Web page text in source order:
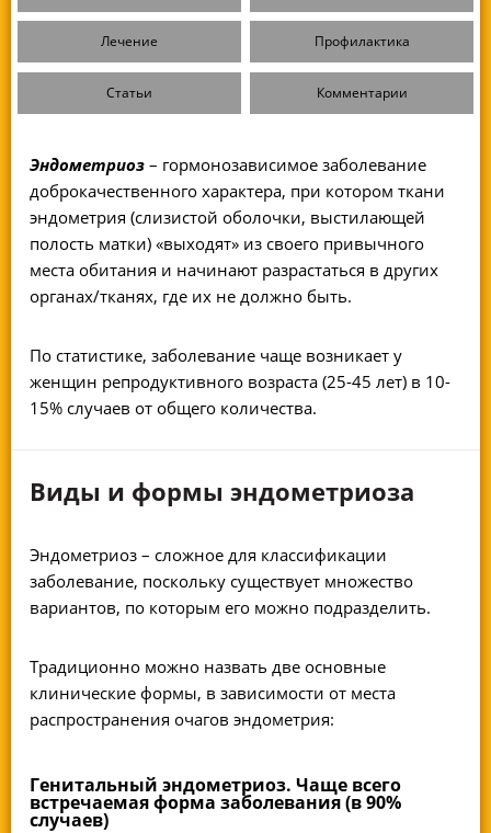
Лечение Профилактика
Статьи Комментарии
Эндометриоз – гормонозависимое заболевание
доброкачественного характера, при котором ткани
эндометрия (слизистой оболочки, выстилающей
полость матки) «выходят» из своего привычного
места обитания и начинают разрастаться в других
органах/тканях, где их не должно быть.
По статистике, заболевание чаще возникает у
женщин репродуктивного возраста (25-45 лет) в 10-
15% случаев от общего количества.
Виды и формы эндометриоза
Эндометриоз – сложное для классификации
заболевание, поскольку существует множество
вариантов, по которым его можно подразделить.
Традиционно можно назвать две основные
клинические формы, в зависимости от места
распространения очагов эндометрия:
Генитальный эндометриоз. Чаще всего
встречаемая форма заболевания (в 90%
случаев)